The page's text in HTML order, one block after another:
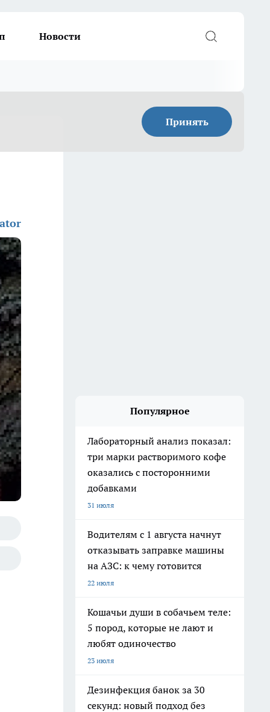
Новости
Принять
Популярное
Лабораторный анализ показал:
три марки растворимого кофе
оказались с посторонними
добавками
31 июля
Водителям с 1 августа начнут
отказывать заправке машины
на АЗС: к чему готовится
22 июля
Кошачьи души в собачьем теле:
5 пород, которые не лают и
любят одиночество
23 июля
Дезинфекция банок за 30
секунд: новый подход без